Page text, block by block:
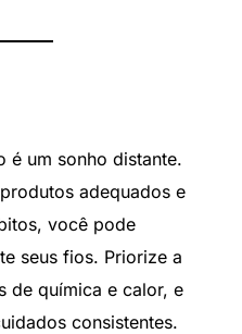
é um sonho distante.
adequados e
você pode
seus fios. Priorize a
de química e calor, e
consistentes.